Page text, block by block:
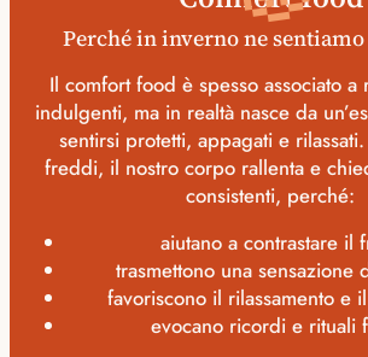
Perché in inverno ne
Il comfort food è spesso associato
indulgenti, ma in realtà nasce da
sentirsi protetti, appagati e
freddi, il nostro corpo rallenta e
consistenti, perché:
aiutano a contrastare il
trasmettono una sensazione
favoriscono il rilassamento e
evocano ricordi e rituali